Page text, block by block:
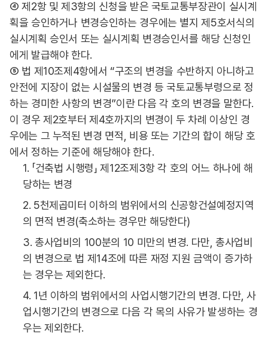
④ 제2항 및 제3항의 신청을 받은 국토교통부장관이 실시계
획을 승인하거나 변경승인하는 경우에는 별지 제5호서식의
실시계획 승인서 또는 실시계획 변경승인서를 해당 신청인
에게 발급해야 한다.
⑤ 법 제10조제4항에서 “구조의 변경을 수반하지 아니하고
안전에 지장이 없는 시설물의 변경 등 국토교통부령으로 정
하는 경미한 사항의 변경”이란 다음 각 호의 변경을 말한다.
이 경우 제2호부터 제4호까지의 변경이 두 차례 이상인 경
우에는 그 누적된 변경 면적, 비용 또는 기간의 합이 해당 호
에서 정하는 기준에 해당해야 한다.
1. 「건축법 시행령」 제12조제3항 각 호의 어느 하나에 해
당하는 변경
2. 5천제곱미터 이하의 범위에서의 신공항건설예정지역
의 면적 변경(축소하는 경우만 해당한다)
3. 총사업비의 100분의 10 미만의 변경. 다만, 총사업비
의 변경으로 법 제14조에 따른 재정 지원 금액이 증가하
는 경우는 제외한다.
4. 1년 이하의 범위에서의 사업시행기간의 변경. 다만, 사
업시행기간의 변경으로 다음 각 목의 사유가 발생하는 경
우는 제외한다.